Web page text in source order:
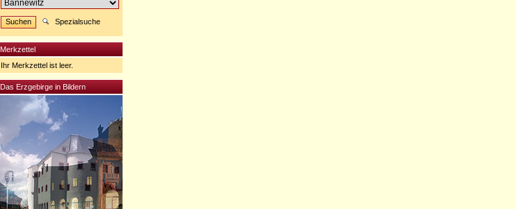
Spezialsuche
Merkzettel
Ihr Merkzettel ist leer.
Das Erzgebirge in Bildern